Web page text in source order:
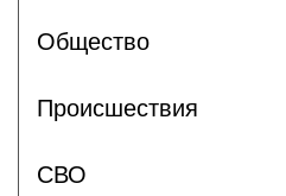
Общество
Происшествия
СВО